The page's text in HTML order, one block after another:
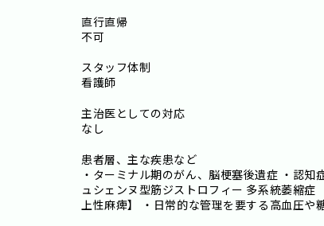
直行直帰
不可
スタッフ体制
看護師
主治医としての対応
なし
患者層、主な疾患など
・ターミナル期のがん、脳梗塞後遺症 ・認
ュシェンヌ型筋ジストロフィー 多系統萎縮症
上性麻痺】 ・日常的な管理を要する高血圧